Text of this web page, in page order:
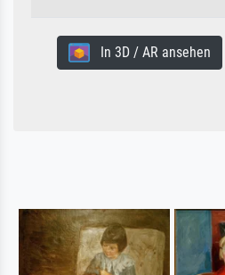
In 3D / AR ansehen